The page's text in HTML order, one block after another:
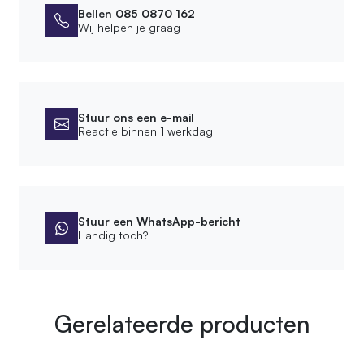
Bellen 085 0870 162
Wij helpen je graag
Stuur ons een e-mail
Reactie binnen 1 werkdag
Stuur een WhatsApp-bericht
Handig toch?
Gerelateerde producten